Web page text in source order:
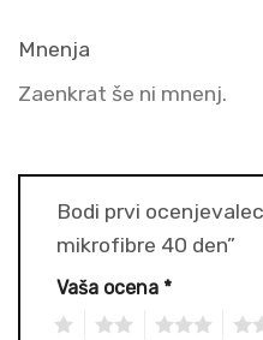
Mnenja
Zaenkrat še ni mnenj.
Bodi prvi
mikrofibre 40 den”
Vaša ocena *